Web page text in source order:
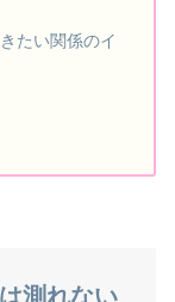
たい関係のイ
測れない